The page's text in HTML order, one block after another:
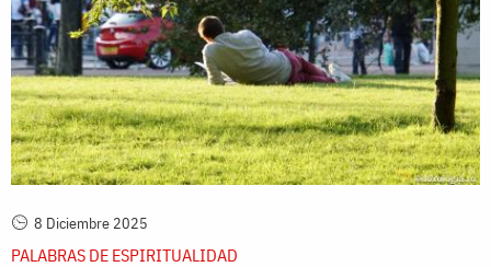
8 Diciembre 2025
PALABRAS DE ESPIRITUALIDAD